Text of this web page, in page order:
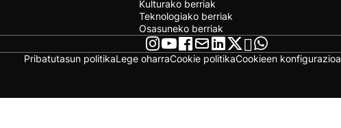
Kulturako berriak
Teknologiako berriak
Osasuneko berriak
Pribatutasun politikaLege oharraCookie politikaCookieen konfigurazioa